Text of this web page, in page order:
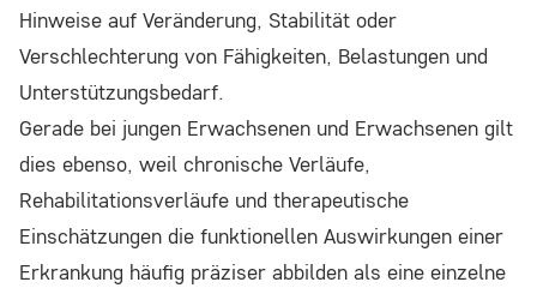
Hinweise auf Veränderung, Stabilität oder
Verschlechterung von Fähigkeiten, Belastungen und
Unterstützungsbedarf.
Gerade bei jungen Erwachsenen und Erwachsenen gilt
dies ebenso, weil chronische Verläufe,
Rehabilitationsverläufe und therapeutische
Einschätzungen die funktionellen Auswirkungen einer
Erkrankung häufig präziser abbilden als eine einzelne